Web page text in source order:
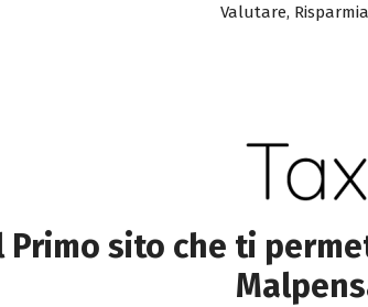
Valutare,
Primo sito che ti